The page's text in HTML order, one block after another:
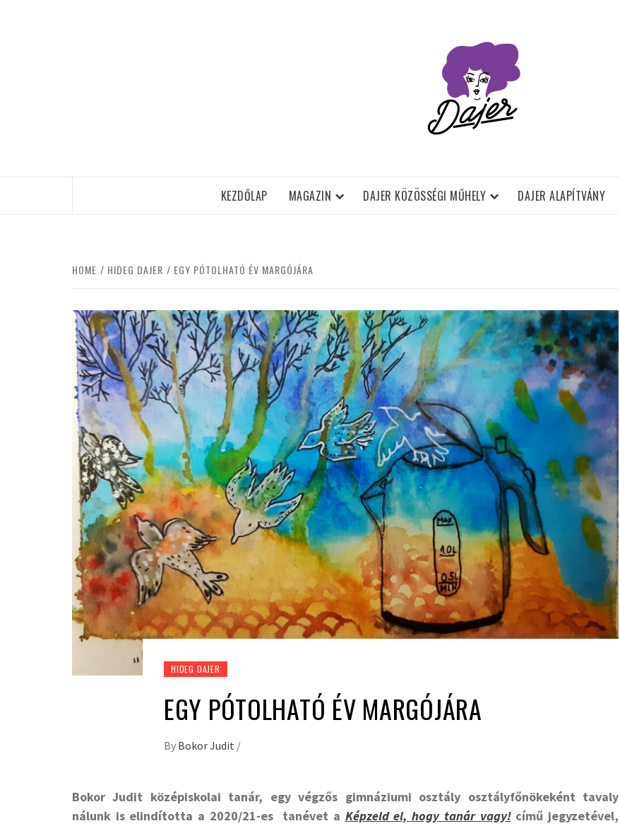
KEZDŐLAP MAGAZIN DAJER KÖZÖSSÉGI MŰHELY DAJER ALAPÍTVÁNY
HOME HIDEG DAJER EGY PÓTOLHATÓ ÉV MARGÓJÁRA
HIDEG DAJER
EGY PÓTOLHATÓ ÉV MARGÓJÁRA
By Bokor Judit /
Bokor Judit középiskolai tanár, egy végzős gimnáziumi osztály osztályfőnökeként tavaly
nálunk is elindította a 2020/21-es tanévet a Képzeld el, hogy tanár vagy!című jegyzetével,